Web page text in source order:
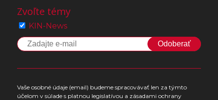
Zvoľte témy
KIN-News
Odoberať
Vaše osobné údaje (email) budeme spracovávať len za týmto
účelom v súlade s platnou legislatívou a zásadami ochrany